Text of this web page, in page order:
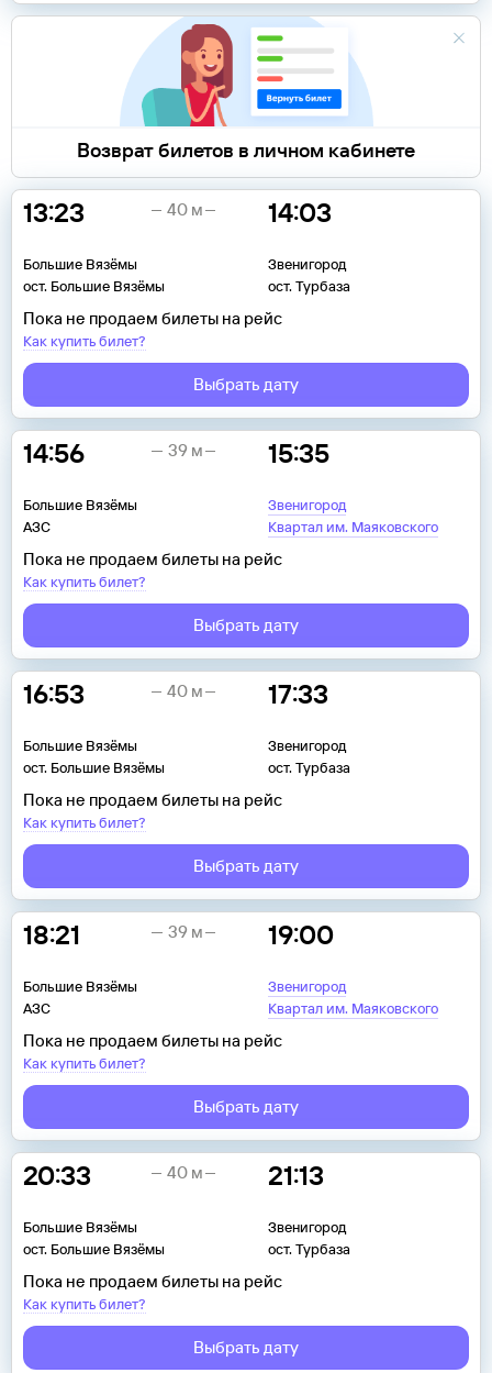
Возврат билетов в личном кабинете
13:23
Большие Вязёмы
ост. Большие Вязёмы
14:03
Звенигород
ост. Турбаза
40 м
Пока не продаем билеты на рейс
Как купить билет?
Выбрать дату
14:56
Большие Вязёмы
АЗС
15:35
Звенигород
Квартал им. Маяковского
39 м
Пока не продаем билеты на рейс
Как купить билет?
Выбрать дату
16:53
Большие Вязёмы
ост. Большие Вязёмы
17:33
Звенигород
ост. Турбаза
40 м
Пока не продаем билеты на рейс
Как купить билет?
Выбрать дату
18:21
Большие Вязёмы
АЗС
19:00
Звенигород
Квартал им. Маяковского
39 м
Пока не продаем билеты на рейс
Как купить билет?
Выбрать дату
20:33
Большие Вязёмы
ост. Большие Вязёмы
21:13
Звенигород
ост. Турбаза
40 м
Пока не продаем билеты на рейс
Как купить билет?
Выбрать дату